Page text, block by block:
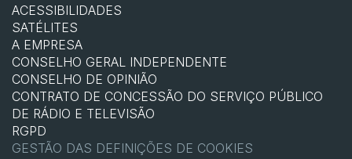
ACESSIBILIDADES
SATÉLITES
A EMPRESA
CONSELHO GERAL INDEPENDENTE
CONSELHO DE OPINIÃO
CONTRATO DE CONCESSÃO DO SERVIÇO PÚBLICO
DE RÁDIO E TELEVISÃO
RGPD
GESTÃO DAS DEFINIÇÕES DE COOKIES